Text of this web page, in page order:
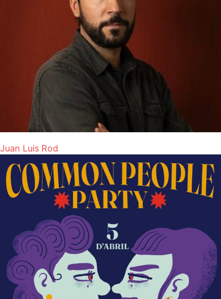
Juan Luis Rod